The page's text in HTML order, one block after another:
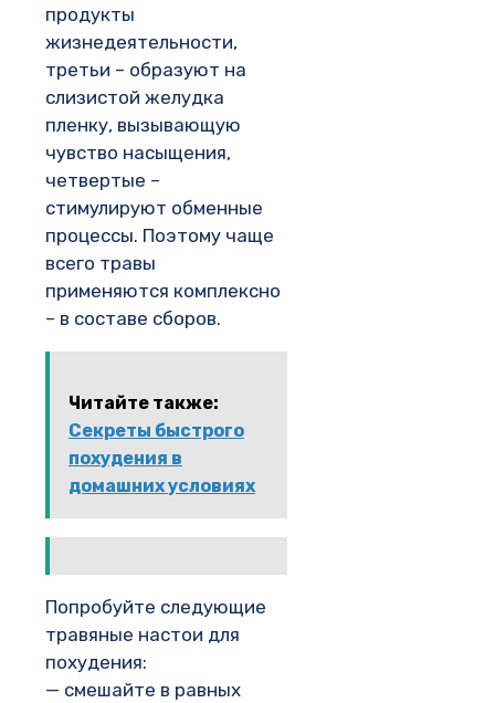
продукты
жизнедеятельности,
третьи – образуют на
слизистой желудка
пленку, вызывающую
чувство насыщения,
четвертые –
стимулируют обменные
процессы. Поэтому чаще
всего травы
применяются комплексно
– в составе сборов.
Читайте также:
Секреты быстрого
похудения в
домашних условиях
Попробуйте следующие
травяные настои для
похудения:
— смешайте в равных